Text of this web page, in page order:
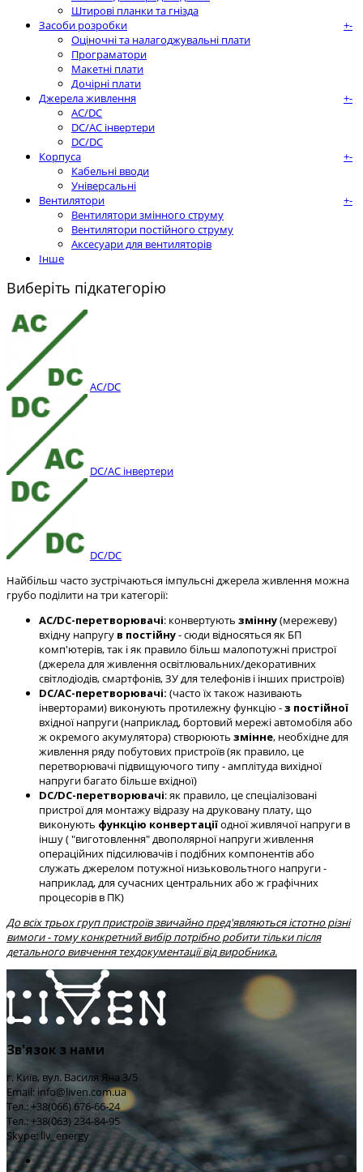
Штирові планки та гнізда
Засоби розробки
+-
Оціночні та налагоджувальні плати
Програматори
Макетні плати
Дочірні плати
Джерела живлення
+-
AC/DC
DC/AC інвертери
DC/DC
Корпуса
+-
Кабельні вводи
Універсальні
Вентилятори
+-
Вентилятори змінного струму
Вентилятори постійного струму
Аксесуари для вентиляторів
Інше
Виберіть підкатегорію
AC/DC
DC/AC інвертери
DC/DC
Найбільш часто зустрічаються імпульсні джерела живлення можна
грубо поділити на три категорії:
AC/DC-перетворювачі: конвертують змінну(мережеву)
вхідну напругу в постійну- сюди відносяться як БП
комп'ютерів, так і як правило більш малопотужні пристрої
(джерела для живлення освітлювальних/декоративних
світлодіодів, смартфонів, ЗУ для телефонів і інших пристроїв)
DC/AC-перетворювачі: (часто їх також називають
інверторами) виконують протилежну функцію -з постійної
вхідної напруги (наприклад, бортовий мережі автомобіля або
ж окремого акумулятора) створюють змінне, необхідне для
живлення ряду побутових пристроїв (як правило, це
перетворювачі підвищуючого типу - амплітуда вихідної
напруги багато більше вхідної)
DC/DC-перетворювачі: як правило, це спеціалізовані
пристрої для монтажу відразу на друковану плату, що
виконують функцію конвертаціїодної живлячої напруги в
іншу ( "виготовлення" двополярної напруги живлення
операційних підсилювачів і подібних компонентів або
служать джерелом потужної низьковольтного напруги -
наприклад, для сучасних центральних або ж графічних
процесорів в ПК)
До всіх трьох груп пристроїв звичайно пред'являються істотно різні
вимоги - тому конкретний вибір потрібно робити тільки після
детального вивчення техдокументації від виробника.
Зв'язок з нами
г. Київ, вул. Василя Яна 3/5
Email: info@liven.com.ua
Тел.: +38(066) 676-66-24
Тел.: +38(063) 234-84-95
Skype: liv_energy